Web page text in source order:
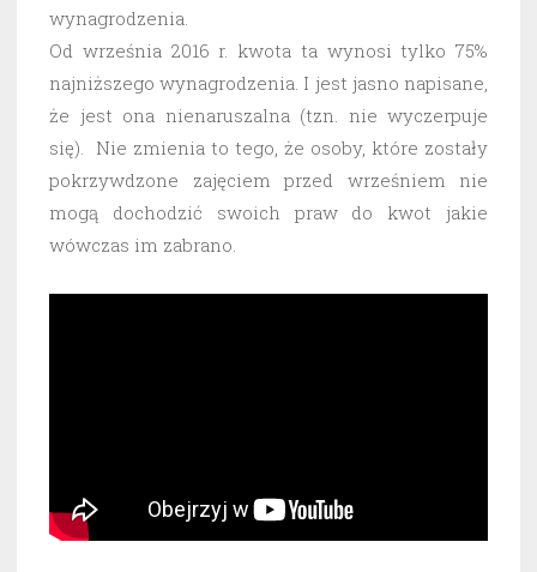
wynagrodzenia.
Od września 2016 r. kwota ta wynosi tylko 75%
najniższego wynagrodzenia. I jest jasno napisane,
że jest ona nienaruszalna (tzn. nie wyczerpuje
się). Nie zmienia to tego, że osoby, które zostały
pokrzywdzone zajęciem przed wrześniem nie
mogą dochodzić swoich praw do kwot jakie
wówczas im zabrano.